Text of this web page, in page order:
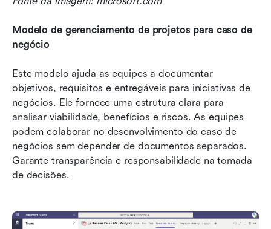
Modelo de gerenciamento de projetos para caso de
negócio
Este modelo ajuda as equipes a documentar
objetivos, requisitos e entregáveis para iniciativas de
negócios. Ele fornece uma estrutura clara para
analisar viabilidade, benefícios e riscos. As equipes
podem colaborar no desenvolvimento do caso de
negócios sem depender de documentos separados.
Garante transparência e responsabilidade na tomada
de decisões.